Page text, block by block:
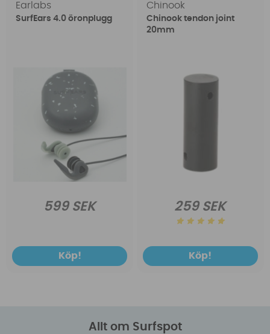
Earlabs
SurfEars 4.0 öronplugg
599 SEK
Köp!
Chinook
Chinook tendon joint
20mm
259 SEK
Köp!
Allt om Surfspot